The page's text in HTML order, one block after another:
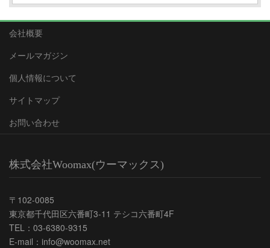
会社概要
メールマガジン
個人情報について
サイトマップ
お問い合わせ
株式会社Woomax(ウーマックス)
〒102-0085
東京都千代田区六番町3-11 テシコ六番町4F
TEL：03-6380-9315
E-mail：info@woomax.net